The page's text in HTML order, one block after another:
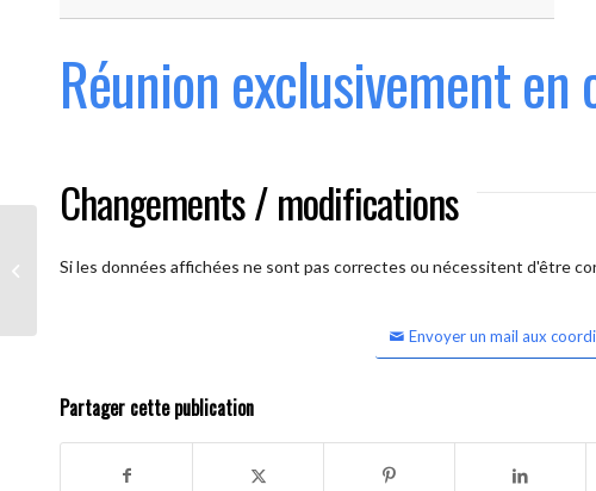
Réunion exclusivement en
Changements / modifications
Si les données affichées ne sont pas correctes ou nécessitent d'être
Envoyer un mail aux
Partager cette publication
Les AAmis. (
caméra ouverte